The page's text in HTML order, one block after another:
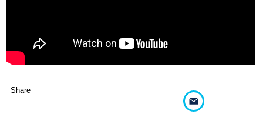
Share